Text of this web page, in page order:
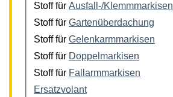
Stoff für Ausfall-/Klemmmarkisen
Stoff für Gartenüberdachung
Stoff für Gelenkarmmarkisen
Stoff für Doppelmarkisen
Stoff für Fallarmmarkisen
Ersatzvolant